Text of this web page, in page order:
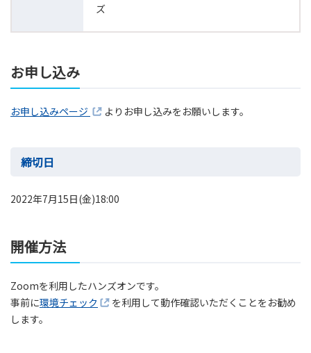
ズ
お申し込み
お申し込みページ よりお申し込みをお願いします。
締切日
2022年7月15日(金)18:00
開催方法
Zoomを利用したハンズオンです。
事前に環境チェック
を利用して動作確認いただくことをお勧め
します。